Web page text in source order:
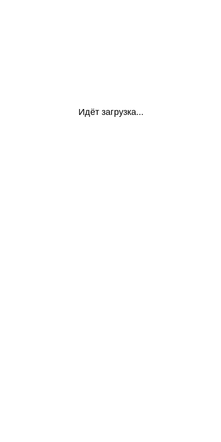
Идёт загрузка...